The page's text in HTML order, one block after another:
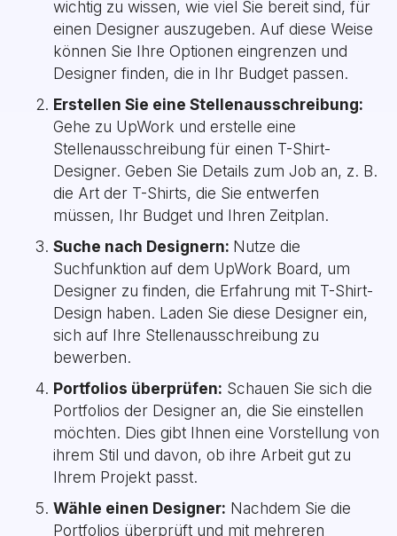
wichtig zu wissen, wie viel Sie bereit sind, für
einen Designer auszugeben. Auf diese Weise
können Sie Ihre Optionen eingrenzen und
Designer finden, die in Ihr Budget passen.
Erstellen Sie eine Stellenausschreibung:
Gehe zu UpWork und erstelle eine
Stellenausschreibung für einen T-Shirt-
Designer. Geben Sie Details zum Job an, z. B.
die Art der T-Shirts, die Sie entwerfen
müssen, Ihr Budget und Ihren Zeitplan.
Suche nach Designern: Nutze die
Suchfunktion auf dem UpWork Board, um
Designer zu finden, die Erfahrung mit T-Shirt-
Design haben. Laden Sie diese Designer ein,
sich auf Ihre Stellenausschreibung zu
bewerben.
Portfolios überprüfen: Schauen Sie sich die
Portfolios der Designer an, die Sie einstellen
möchten. Dies gibt Ihnen eine Vorstellung von
ihrem Stil und davon, ob ihre Arbeit gut zu
Ihrem Projekt passt.
Wähle einen Designer: Nachdem Sie die
Portfolios überprüft und mit mehreren